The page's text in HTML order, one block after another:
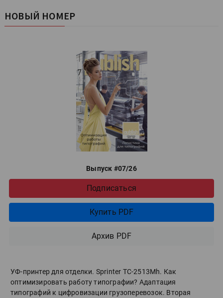
НОВЫЙ НОМЕР
Выпуск #07/26
Подписаться
Купить PDF
Архив PDF
УФ-принтер для отделки. Sprinter ТС-2513Mh. Как
оптимизировать работу типографии? Адаптация
типографий к цифровизации грузоперевозок. Вторая